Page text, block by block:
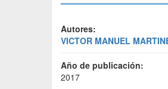
Autores:
VICTOR MANUEL
Año de publicación:
2017